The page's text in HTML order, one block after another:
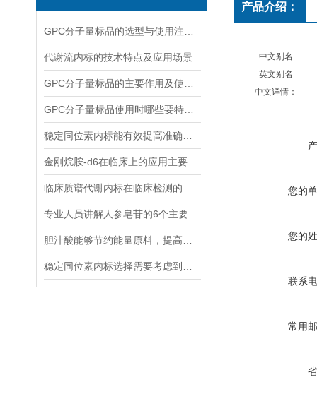
代谢流内标的技术特点及应用场景
产品介绍：
中文别名
英文别名
中文详情：
您的
您的
联系
常用